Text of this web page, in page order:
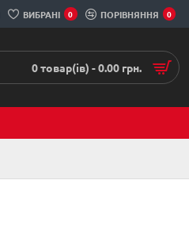
ВИБРАНІ 0 ПОРІВНЯННЯ 0
0 товар(ів) - 0.00 грн.